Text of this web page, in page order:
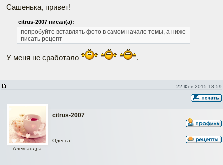
Сашенька, привет!
citrus-2007 писал(а):
попробуйте вставлять фото в самом начале темы, а ниже
писать рецепт
У меня не сработало .
22 Фев 2015 18:59
citrus-2007
Александра
Одесса